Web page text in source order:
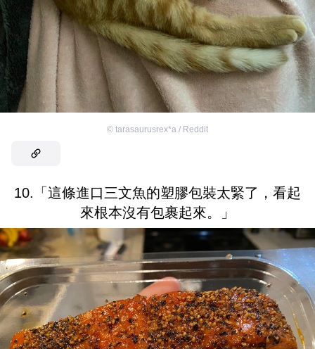
© tarasaurusrex*a / Reddit
10.「這條進口三文魚的塑膠包裝太緊了，看起
來根本沒有包裹起來。」